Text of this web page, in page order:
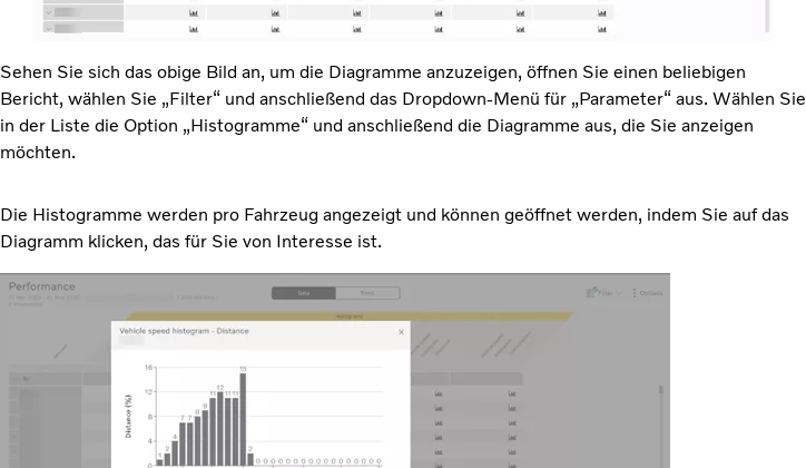
Sehen Sie sich das obige Bild an, um die Diagramme anzuzeigen, öffnen Sie einen beliebigen
Bericht, wählen Sie „Filter“ und anschließend das Dropdown-Menü für „Parameter“ aus. Wählen Sie
in der Liste die Option „Histogramme“ und anschließend die Diagramme aus, die Sie anzeigen
möchten.
Die Histogramme werden pro Fahrzeug angezeigt und können geöffnet werden, indem Sie auf das
Diagramm klicken, das für Sie von Interesse ist.